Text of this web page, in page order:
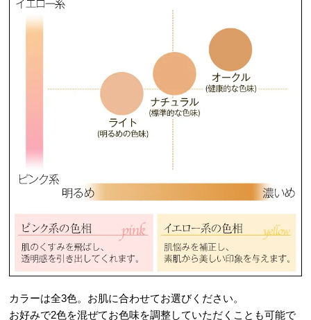
カラーは全3色。お肌に合わせてお選びください。
お好みで2色を混ぜてお色味を調整していただくことも可能で